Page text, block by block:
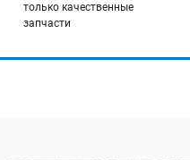
только качественные
запчасти